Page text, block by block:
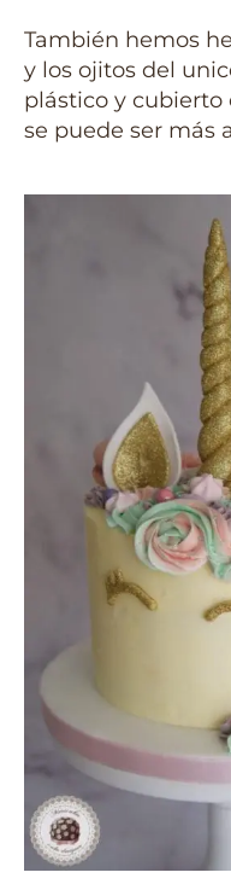
También hemos
y los ojitos del
plástico y
se puede ser más